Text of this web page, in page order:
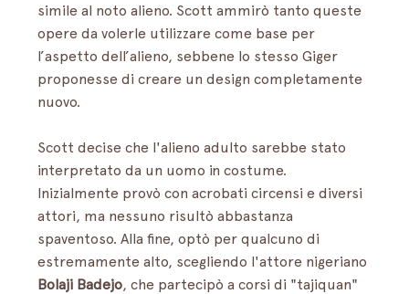
simile al noto alieno. Scott ammirò tanto queste
opere da volerle utilizzare come base per
l’aspetto dell’alieno, sebbene lo stesso Giger
proponesse di creare un design completamente
nuovo.
Scott decise che l'alieno adulto sarebbe stato
interpretato da un uomo in costume.
Inizialmente provò con acrobati circensi e diversi
attori, ma nessuno risultò abbastanza
spaventoso. Alla fine, optò per qualcuno di
estremamente alto, scegliendo l'attore nigeriano
Bolaji Badejo, che partecipò a corsi di "tajiquan"